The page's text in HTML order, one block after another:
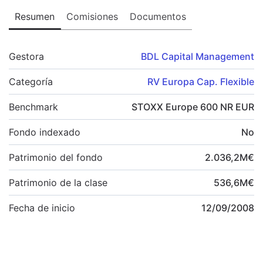
Resumen Comisiones Documentos
Gestora BDL Capital Management
Categoría RV Europa Cap. Flexible
Benchmark STOXX Europe 600 NR EUR
Fondo indexado No
Patrimonio del fondo 2.036,2M€
Patrimonio de la clase 536,6M€
Fecha de inicio 12/09/2008